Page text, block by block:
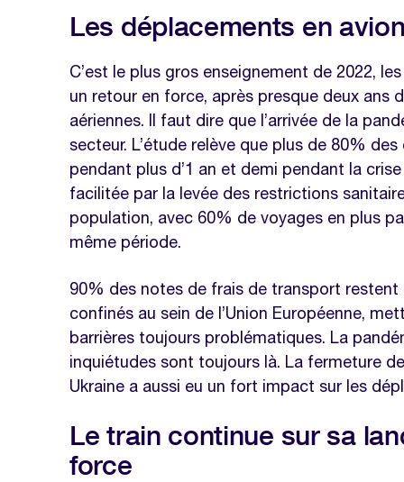
Les déplacements en
C’est le plus gros enseignement de 2022,
un retour en force, après presque deux ans
aériennes. Il faut dire que l’arrivée de la
secteur. L’étude relève que plus de 80%
pendant plus d’1 an et demi pendant la
facilitée par la levée des restrictions
population, avec 60% de voyages en plus
même période.
90% des notes de frais de transport
confinés au sein de l’Union Européenne,
barrières toujours problématiques. La
inquiétudes sont toujours là. La fermeture
Ukraine a aussi eu un fort impact sur les
Le train continue sur sa
force